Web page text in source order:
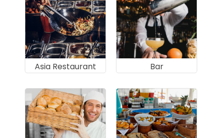
Asia Restaurant Bar